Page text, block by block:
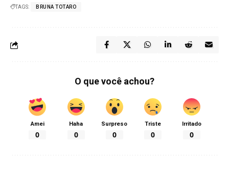
TAGS: BRUNA TOTARO
O que você achou?
Amei
0
Haha
0
Surpreso
0
Triste
0
Irritado
0